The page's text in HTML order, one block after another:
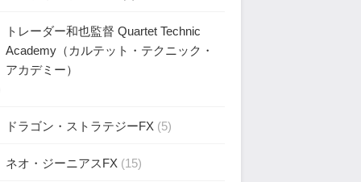
トレーダー和也監督 Quartet Technic
Academy（カルテット・テクニック・
アカデミー）
ドラゴン・ストラテジーFX (5)
ネオ・ジーニアスFX (15)